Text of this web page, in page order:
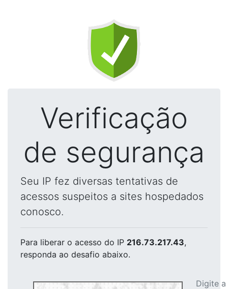
Verificação
de segurança
Seu IP fez diversas tentativas de
acessos suspeitos a sites hospedados
conosco.
Para liberar o acesso do IP 216.73.217.43,
responda ao desafio abaixo.
Digite